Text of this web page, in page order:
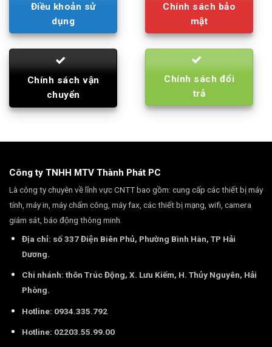
Điều khoản sử
dụng
Chính sách bảo
mật
Chính sách vận
chuyển
Chính sách đổi
trả
Công ty TNHH MTV Thành Phát PC
Là công ty chuyên về lĩnh vực CNTT bao gồm: cung cấp các thiết bị máy
tính, máy in, máy chấm công, máy fax, các thiết bị mạng, wifi, camera
giám sát, báo động thông minh.
Địa chỉ: số 337 Điện Biên Phủ, Phường Bình Hàn, TP Hải
Dương.
Chi nhánh: thôn Trúc Động, X. Lưu Kiếm, H. Thủy Nguyên, Hải
Phòng.
Hotline: 0934.335.792
Hotline: 02203.55.99.00